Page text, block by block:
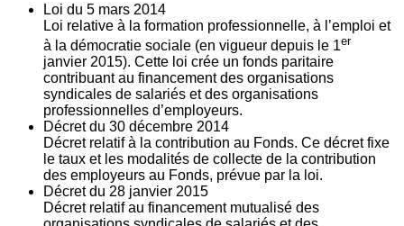
Loi du 5 mars 2014
Loi relative à la formation professionnelle, à l’emploi et
à la démocratie sociale (en vigueur depuis le 1er
janvier 2015). Cette loi crée un fonds paritaire
contribuant au financement des organisations
syndicales de salariés et des organisations
professionnelles d’employeurs.
Décret du 30 décembre 2014
Décret relatif à la contribution au Fonds. Ce décret fixe
le taux et les modalités de collecte de la contribution
des employeurs au Fonds, prévue par la loi.
Décret du 28 janvier 2015
Décret relatif au financement mutualisé des